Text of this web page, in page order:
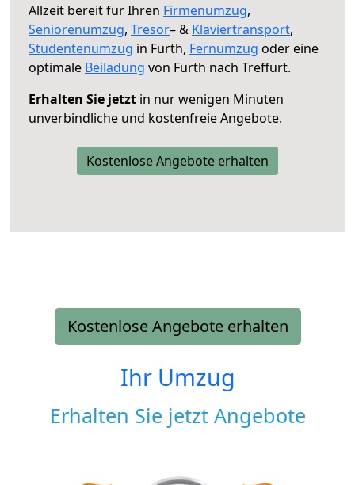
Allzeit bereit für Ihren Firmenumzug,
Seniorenumzug, Tresor– & Klaviertransport,
Studentenumzug in Fürth, Fernumzug oder eine
optimale Beiladung von Fürth nach Treffurt.
Erhalten Sie jetzt in nur wenigen Minuten
unverbindliche und kostenfreie Angebote.
Kostenlose Angebote erhalten
Kostenlose Angebote erhalten
Ihr Umzug
Erhalten Sie jetzt Angebote